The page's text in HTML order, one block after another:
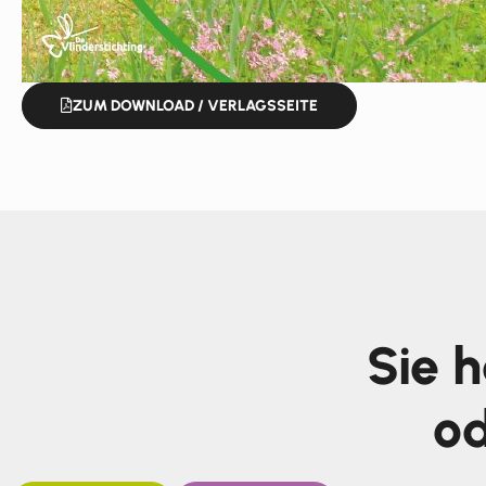
ZUM DOWNLOAD / VERLAGSSEITE
Sie